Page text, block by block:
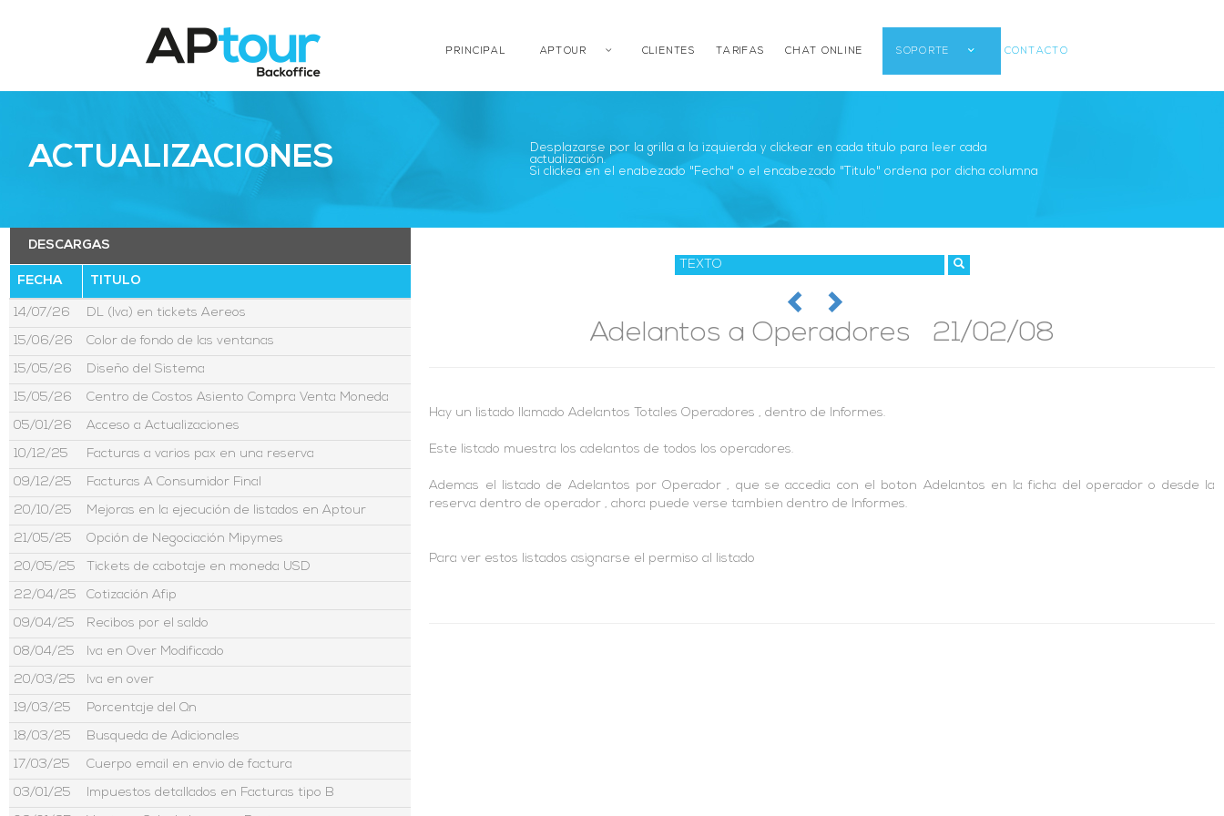
PRINCIPAL APTOUR CLIENTES TARIFAS CHAT ONLINE SOPORTE CONTACTO
ACTUALIZACIONES
Desplazarse por la grilla a la izquierda y clickear en cada titulo para leer cada
actualización.
Si clickea en el enabezado "Fecha" o el encabezado "Titulo" ordena por dicha columna
DESCARGAS
FECHA TITULO
14/07/26 DL (Iva) en tickets Aereos
15/06/26 Color de fondo de las ventanas
15/05/26 Diseño del Sistema
15/05/26 Centro de Costos Asiento Compra Venta Moneda
05/01/26 Acceso a Actualizaciones
10/12/25 Facturas a varios pax en una reserva
09/12/25 Facturas A Consumidor Final
20/10/25 Mejoras en la ejecución de listados en Aptour
21/05/25 Opción de Negociación Mipymes
20/05/25 Tickets de cabotaje en moneda USD
22/04/25 Cotización Afip
09/04/25 Recibos por el saldo
08/04/25 Iva en Over Modificado
20/03/25 Iva en over
19/03/25 Porcentaje del Qn
18/03/25 Busqueda de Adicionales
17/03/25 Cuerpo email en envio de factura
03/01/25 Impuestos detallados en Facturas tipo B
Adelantos a Operadores 21/02/08
Hay un listado llamado Adelantos Totales Operadores , dentro de Informes.
Este listado muestra los adelantos de todos los operadores.
Ademas el listado de Adelantos por Operador , que se accedia con el boton Adelantos en la ficha del operador o desde la
reserva dentro de operador , ahora puede verse tambien dentro de Informes.
Para ver estos listados asignarse el permiso al listado